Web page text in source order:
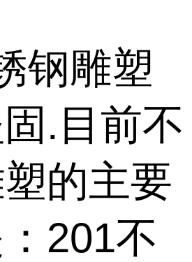
钢雕塑
.目前不
的主要
201不